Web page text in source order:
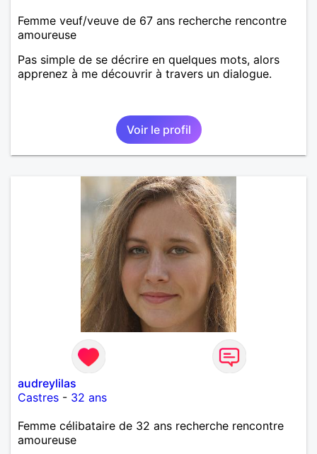
Femme veuf/veuve de 67 ans recherche rencontre
amoureuse
Pas simple de se décrire en quelques mots, alors
apprenez à me découvrir à travers un dialogue.
Voir le profil
audreylilas
Castres - 32 ans
Femme célibataire de 32 ans recherche rencontre
amoureuse